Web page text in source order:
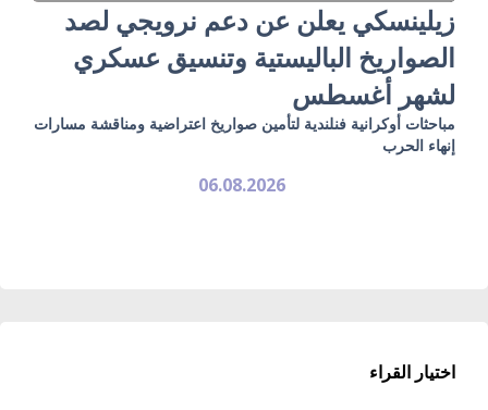
زيلينسكي يعلن عن دعم نرويجي لصد
الصواريخ الباليستية وتنسيق عسكري
لشهر أغسطس
مباحثات أوكرانية فنلندية لتأمين صواريخ اعتراضية ومناقشة مسارات
إنهاء الحرب
06.08.2026
اختيار القراء